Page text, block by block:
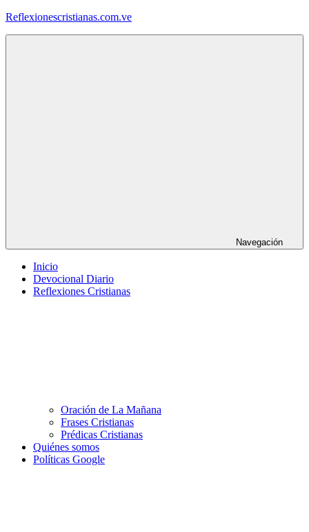
Saltar
Reflexionescristianas.com.ve
Navegación
Inicio
Devocional Diario
Reflexiones Cristianas
Oración de La Mañana
Frases Cristianas
Prédicas Cristianas
Quiénes somos
Políticas Google